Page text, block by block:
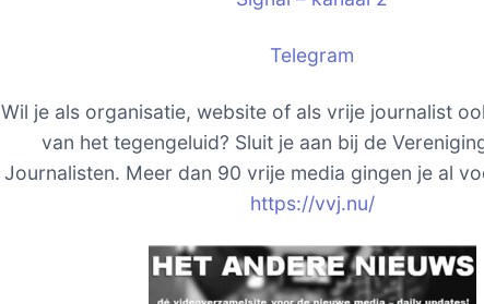
Telegram
Wil je als organisatie, website of als vrije journalist
van het tegengeluid? Sluit je aan bij de
Journalisten. Meer dan 90 vrije media gingen je al
https://vvj.nu/